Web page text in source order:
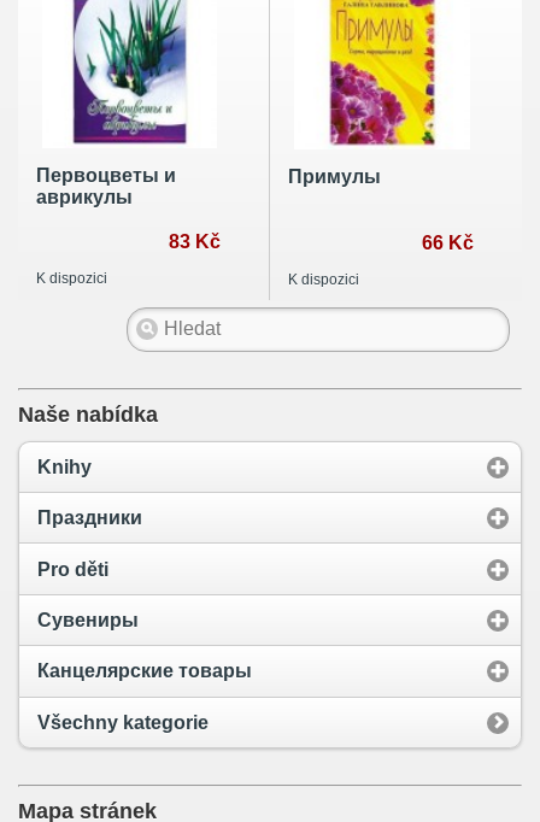
Первоцветы и
аврикулы
83 Kč
K dispozici
Примулы
66 Kč
K dispozici
Naše nabídka
Knihy
Праздники
Pro děti
Сувениры
Канцелярские товары
Všechny kategorie
Mapa stránek